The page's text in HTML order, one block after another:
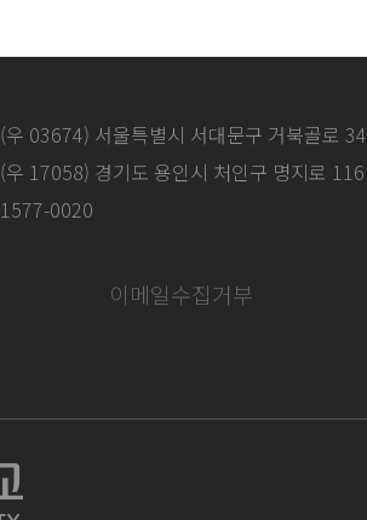
(우 03674) 서울특별시 서대문구 거북골로 34
(우 17058) 경기도 용인시 처인구 명지로 116
1577-0020
이메일수집거부